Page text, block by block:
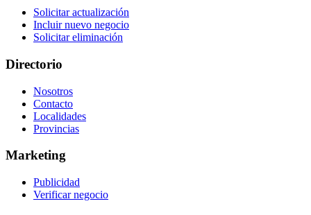
Solicitar actualización
Incluir nuevo negocio
Solicitar eliminación
Directorio
Nosotros
Contacto
Localidades
Provincias
Marketing
Publicidad
Verificar negocio